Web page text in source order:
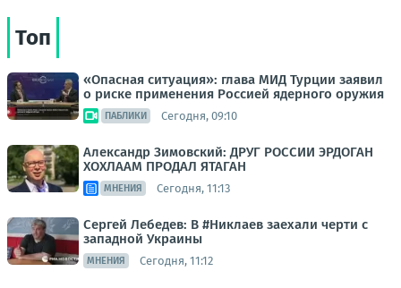
Топ
«Опасная ситуация»: глава МИД Турции заявил
о риске применения Россией ядерного оружия
ПАБЛИКИ Сегодня, 09:10
Александр Зимовский: ДРУГ РОССИИ ЭРДОГАН
ХОХЛААМ ПРОДАЛ ЯТАГАН
МНЕНИЯ Сегодня, 11:13
Сергей Лебедев: В #Никлаев заехали черти с
западной Украины
МНЕНИЯ Сегодня, 11:12